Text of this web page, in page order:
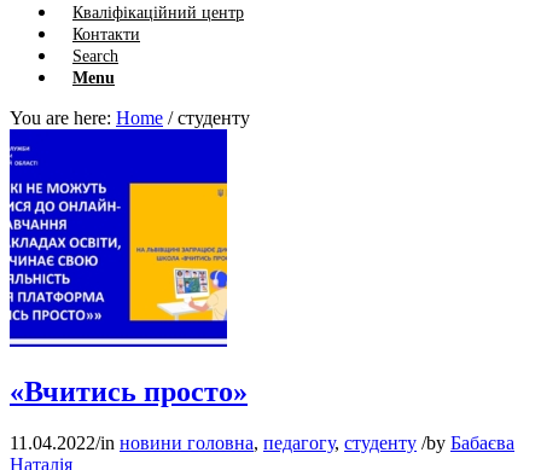
Кваліфікаційний центр
Контакти
Search
Menu
You are here: Home / студенту
«Вчитись просто»
11.04.2022/in новини головна, педагогу, студенту /by Бабаєва
Наталія